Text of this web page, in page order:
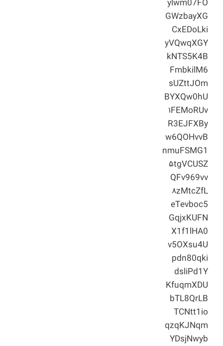
ylwm07FO
GWzbayXG
CxEDoLki
yVQwqXGY
kNTS5K4B
FmbkilM6
sUZttJOm
BYXQw0hU
۱FEMoRUv
R3EJFXBy
w6QOHvvB
nmuFSMG1
۵tgVCUSZ
QFv969vv
۸zMtcZfL
eTevboc5
GqjxKUFN
X1f1lHA0
v5OXsu4U
pdn80qki
dsliPd1Y
KfuqmXDU
bTL8QrLB
TCNtt1io
qzqKJNqm
YDsjNwyb